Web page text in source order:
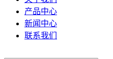
产品中心
新闻中心
联系我们